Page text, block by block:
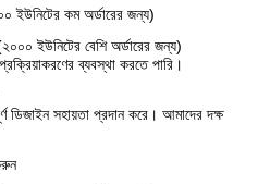
ইউনিটের কম অর্ডারের জন্য)
ইউনিটের বেশি অর্ডারের জন্য)
ব্যবস্থা করতে পারি।
সহায়তা প্রদান করে। আমাদের দক্ষ